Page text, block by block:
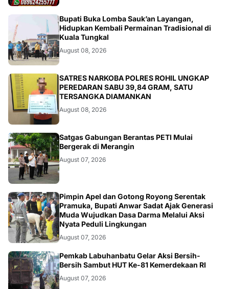
Bupati Buka Lomba Sauk’an Layangan,
Hidupkan Kembali Permainan Tradisional di
August 08, 2026
BERITA
SATRES NARKOBA POLRES ROHIL UNGKAP
PEREDARAN SABU 39,84 GRAM, SATU
TERSANGKA DIAMANKAN
August 08, 2026
BANGKO
Satgas Gabungan Berantas PETI Mulai
Bergerak di Merangin
August 07, 2026
BERITA
Pimpin Apel dan Gotong Royong Serentak
Pramuka, Bupati Anwar Sadat Ajak Generasi
Muda Wujudkan Dasa Darma Melalui Aksi
Nyata Peduli Lingkungan
August 07, 2026
BERITA
Pemkab Labuhanbatu Gelar Aksi Bersih-
Bersih Sambut HUT Ke-81 Kemerdekaan RI
August 07, 2026